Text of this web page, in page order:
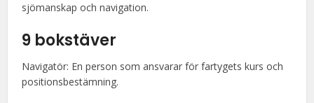
sjömanskap och navigation.
9 bokstäver
Navigatör: En person som ansvarar för fartygets kurs och
positionsbestämning.